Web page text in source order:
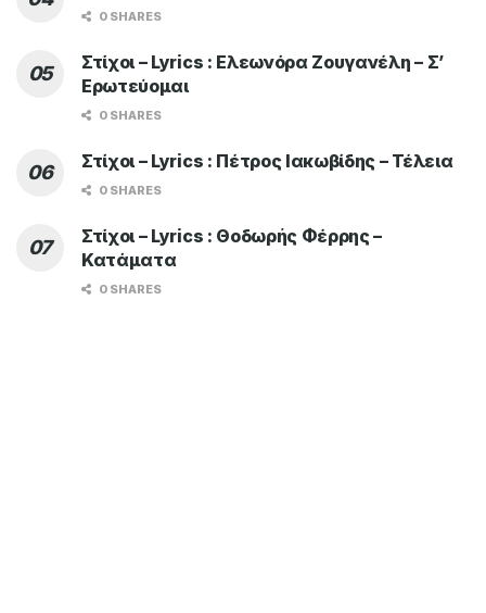
0 SHARES
Στίχοι – Lyrics : Ελεωνόρα Ζουγανέλη – Σ’
Ερωτεύομαι
0 SHARES
Στίχοι – Lyrics : Πέτρος Ιακωβίδης – Τέλεια
0 SHARES
Στίχοι – Lyrics : Θοδωρής Φέρρης –
Κατάματα
0 SHARES